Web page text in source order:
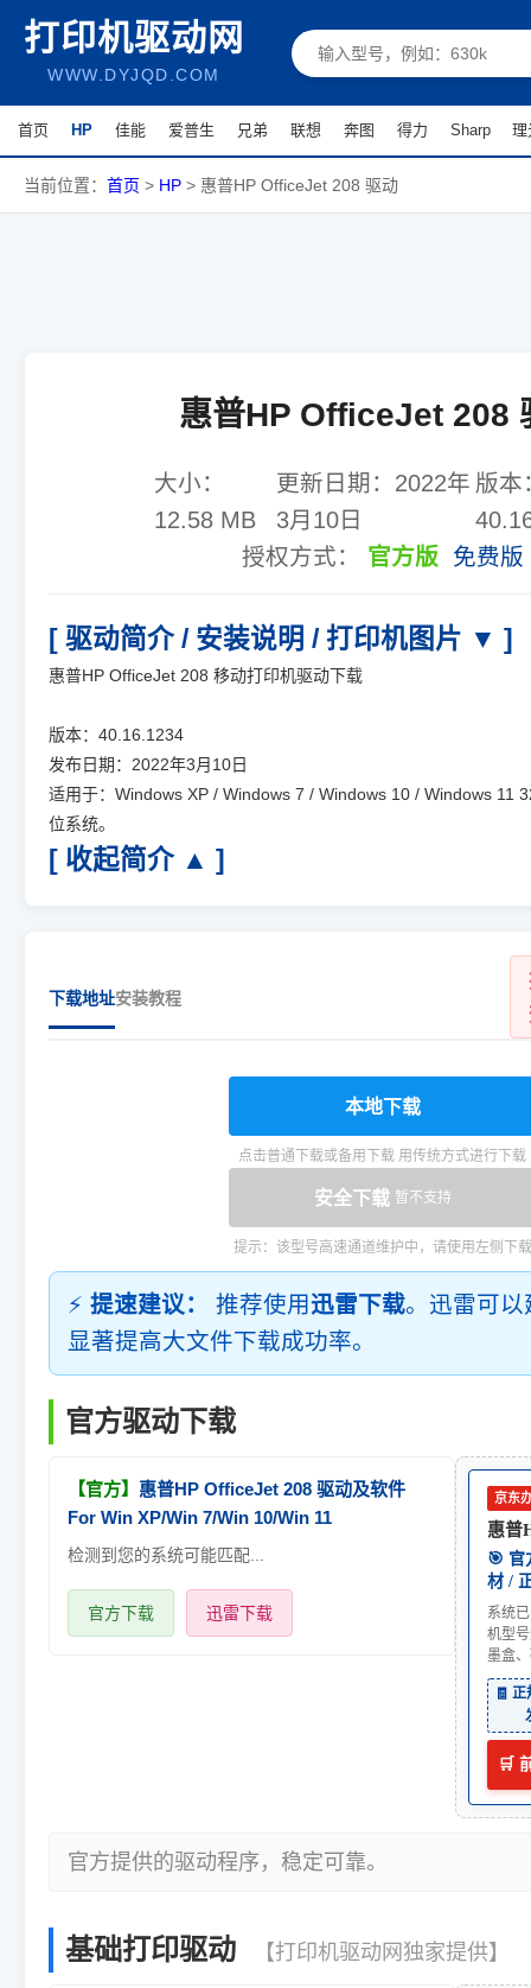
打印机驱动网
WWW.DYJQD.COM
首页 HP 佳能 爱普生 兄弟 联想 奔图 得力 Sharp 理
当前位置： 首页 > HP > 惠普HP OfficeJet 208 驱动
惠普HP OfficeJet 208
大小：
12.58 MB
更新日期： 2022年
3月10日
版本
授权方式： 官方版 免费版
[ 驱动简介 / 安装说明 / 打印机图片 ▼ ]
惠普HP OfficeJet 208 移动打印机驱动下载
版本：40.16.1234
发布日期：2022年3月10日
适用于：Windows XP / Windows 7 / Windows 10 / Windows 11
位系统。
[ 收起简介 ▲ ]
下载地址安装教程
本地下载
点击普通下载或备用下载 用传统方式进行下载
安全下载 暂不支持
提示：该型号高速通道维护中，请使用左侧下载
⚡ 提速建议： 推荐使用迅雷下载。迅雷可
显著提高大文件下载成功率。
官方驱动下载
【官方】 惠普HP OfficeJet 208 驱动及软件
For Win XP/Win 7/Win 10/Win 11
检测到您的系统可能匹配...
官方下载 迅雷下载
京东
惠普
🎯 官
材 /
系统
机型
墨盒
🧾
🛒
官方提供的驱动程序，稳定可靠。
基础打印驱动 【打印机驱动网独家提供】